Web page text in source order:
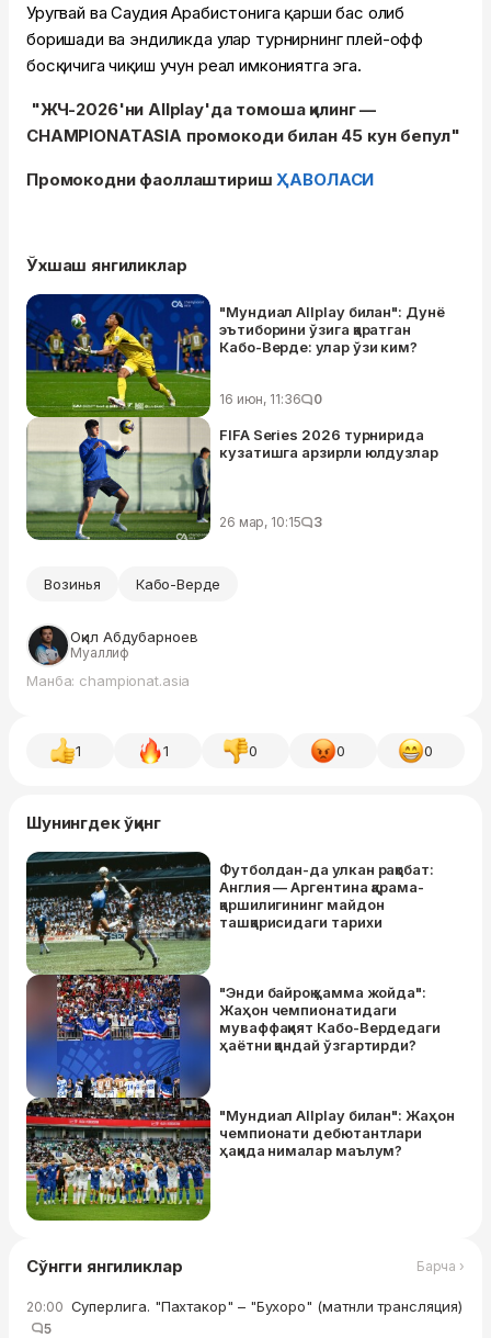
Уругвай ва Саудия Арабистонига қарши баҳс олиб
боришади ва эндиликда улар турнирнинг плей-офф
босқичига чиқиш учун реал имкониятга эга.
"ЖЧ-2026'ни Allplay'да томоша қилинг —
CHAMPIONATASIA промокоди билан 45 кун бепул"
Промокодни фаоллаштириш ҲАВОЛАСИ
Ўхшаш янгиликлар
"Мундиал Allplay билан": Дунё
эътиборини ўзига қаратган
Кабо-Верде: улар ўзи ким?
16 июн, 11:36 0
FIFA Series 2026 турнирида
кузатишга арзирли юлдузлар
26 мар, 10:15 3
Возинья Кабо-Верде
Оқил Абдубарноев
Муаллиф
Манба: championat.asia
1 1 0 0 0
Шунингдек ўқинг
Футболдан-да улкан рақобат:
Англия — Аргентина қарама-
қаршилигининг майдон
ташқарисидаги тарихи
"Энди байроқ ҳамма жойда":
Жаҳон чемпионатидаги
муваффақият Кабо-Вердедаги
ҳаётни қандай ўзгартирди?
"Мундиал Allplay билан": Жаҳон
чемпионати дебютантлари
ҳақида нималар маълум?
Сўнгги янгиликлар Барча ›
20:00 Суперлига. "Пахтакор" – "Бухоро" (матнли трансляция)
5